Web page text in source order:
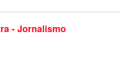
- Jornalismo